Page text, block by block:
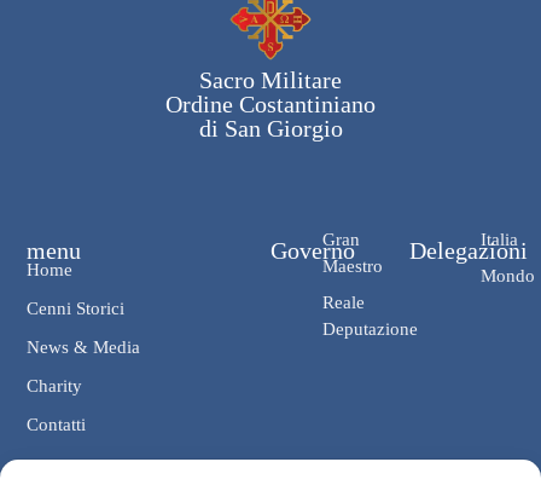
Sacro Militare
Ordine Costantiniano
di San Giorgio
Governo
Gran
Maestro
Reale
Deputazione
Delegazioni
Italia
Mondo
menu
Home
Cenni Storici
News & Media
Charity
Contatti